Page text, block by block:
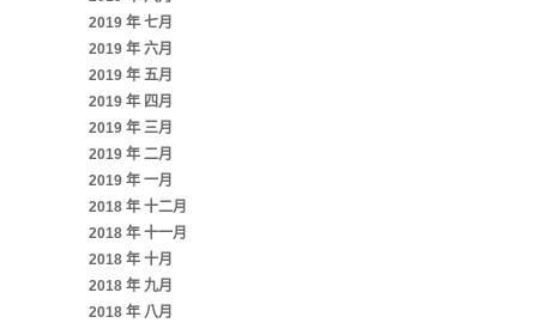
2019 年 七月
2019 年 六月
2019 年 五月
2019 年 四月
2019 年 三月
2019 年 二月
2019 年 一月
2018 年 十二月
2018 年 十一月
2018 年 十月
2018 年 九月
2018 年 八月